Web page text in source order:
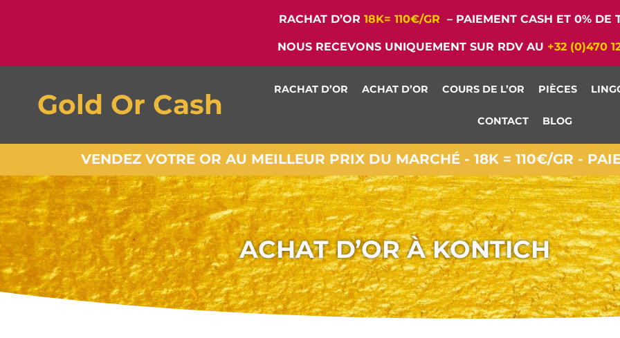
RACHAT D’OR 18K= 110€/GR – PAIEMENT CASH ET 0% DE
NOUS RECEVONS UNIQUEMENT SUR RDV AU +32 (0)470
Gold Or Cash RACHAT D’OR ACHAT D’OR COURS DE L’OR PIÈCES
CONTACT BLOG
VENDEZ VOTRE OR AU MEILLEUR PRIX DU MARCHÉ - 18K = 110€/GR -
ACHAT D’OR À KONTICH